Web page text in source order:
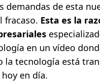
demandas de esta
fracaso. Esta es la
en un vídeo
la tecnología está
en día.